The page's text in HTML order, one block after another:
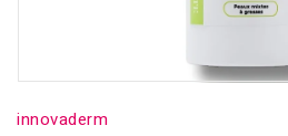
innovaderm